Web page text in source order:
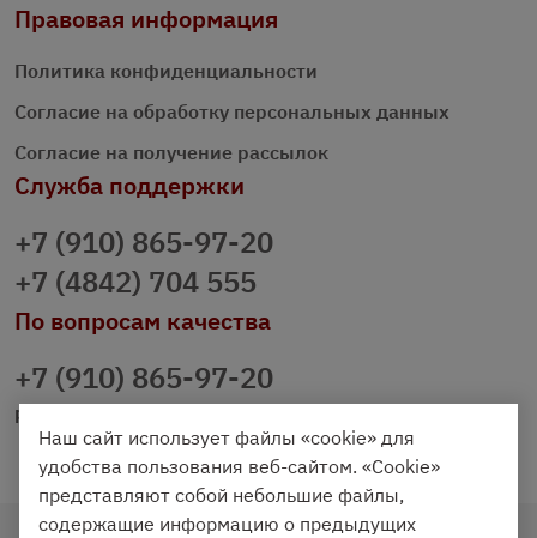
Правовая информация
Политика конфиденциальности
Согласие на обработку персональных данных
Согласие на получение рассылок
Служба поддержки
+7 (910) 865-97-20
+7 (4842) 704 555
По вопросам качества
+7 (910) 865-97-20
prazdnichniy40@palmi.ru
Наш сайт использует файлы «cookie» для
удобства пользования веб-сайтом. «Cookie»
представляют собой небольшие файлы,
содержащие информацию о предыдущих